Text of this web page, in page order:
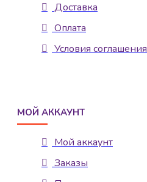
Доставка
Оплата
Условия соглашения
МОЙ АККАУНТ
Мой аккаунт
Заказы